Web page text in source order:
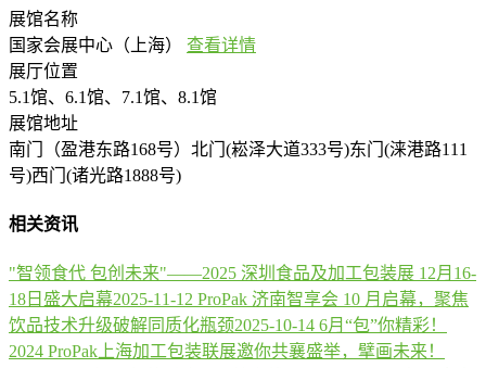
展馆名称
国家会展中心（上海） 查看详情
展厅位置
5.1馆、6.1馆、7.1馆、8.1馆
展馆地址
南门（盈港东路168号）北门(崧泽大道333号)东门(涞港路111
号)西门(诸光路1888号)
相关资讯
"智领食代 包创未来"——2025 深圳食品及加工包装展 12月16-
18日盛大启幕2025-11-12 ProPak 济南智享会 10 月启幕，聚焦
饮品技术升级破解同质化瓶颈2025-10-14 6月“包”你精彩！
2024 ProPak上海加工包装联展邀你共襄盛举，擘画未来！